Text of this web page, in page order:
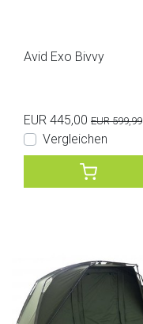
Avid Exo Bivvy
EUR 445,00 EUR 599,99
Vergleichen